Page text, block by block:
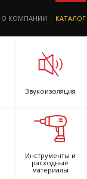
О КОМПАНИИ КАТАЛОГ
Звукоизоляция
Инструменты и
расходные
материалы